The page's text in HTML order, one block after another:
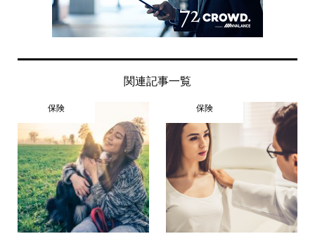
関連記事一覧
保険 保険